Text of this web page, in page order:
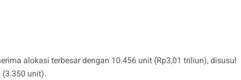
alokasi terbesar dengan 10.456 unit (Rp3,01 triliun), disusul
(3.350 unit).